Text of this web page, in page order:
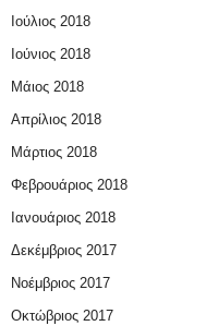
Ιούλιος 2018
Ιούνιος 2018
Μάιος 2018
Απρίλιος 2018
Μάρτιος 2018
Φεβρουάριος 2018
Ιανουάριος 2018
Δεκέμβριος 2017
Νοέμβριος 2017
Οκτώβριος 2017